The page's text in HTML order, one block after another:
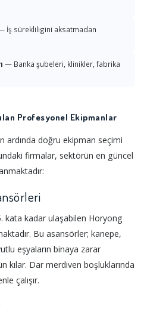
İş sürekliligini aksatmadan
— Banka şubeleri, klinikler, fabrika
Profesyonel Ekipmanlar
ardında doğru ekipman seçimi
firmalar, sektörün en güncel
kata kadar ulaşabilen Horyong
Bu asansörler; kanepe,
eşyaların binaya zarar
kılar. Dar merdiven boşluklarında
çalışır.